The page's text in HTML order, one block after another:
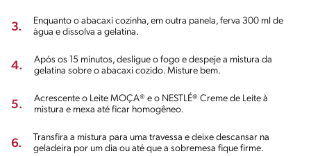
3.
Enquanto o abacaxi cozinha, em outra panela, ferva 300 ml de
água e dissolva a gelatina.
4.
Após os 15 minutos, desligue o fogo e despeje a mistura da
gelatina sobre o abacaxi cozido. Misture bem.
5.
Acrescente o Leite MOÇA® e o NESTLÉ® Creme de Leite à
mistura e mexa até ficar homogêneo.
6.
Transfira a mistura para uma travessa e deixe descansar na
geladeira por um dia ou até que a sobremesa fique firme.